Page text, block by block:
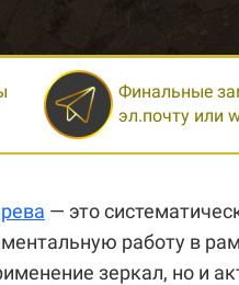
Финальные
эл.почту или
— это
работу в
зеркал, но и